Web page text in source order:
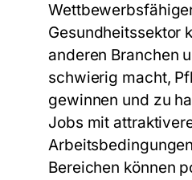
Gesundheitssektor
anderen Branchen
schwierig macht,
gewinnen und zu
Jobs mit
Bereichen können